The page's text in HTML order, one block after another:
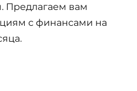
Предлагаем вам
с финансами на